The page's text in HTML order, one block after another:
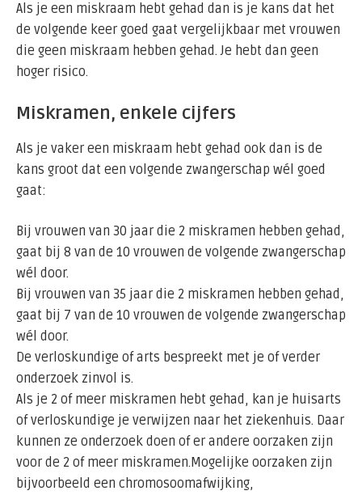
Als je een miskraam hebt gehad dan is je kans dat het
de volgende keer goed gaat vergelijkbaar met vrouwen
die geen miskraam hebben gehad. Je hebt dan geen
hoger risico.
Miskramen, enkele cijfers
Als je vaker een miskraam hebt gehad ook dan is de
kans groot dat een volgende zwangerschap wél goed
gaat:
Bij vrouwen van 30 jaar die 2 miskramen hebben gehad,
gaat bij 8 van de 10 vrouwen de volgende zwangerschap
wél door.
Bij vrouwen van 35 jaar die 2 miskramen hebben gehad,
gaat bij 7 van de 10 vrouwen de volgende zwangerschap
wél door.
De verloskundige of arts bespreekt met je of verder
onderzoek zinvol is.
Als je 2 of meer miskramen hebt gehad, kan je huisarts
of verloskundige je verwijzen naar het ziekenhuis. Daar
kunnen ze onderzoek doen of er andere oorzaken zijn
voor de 2 of meer miskramen.Mogelijke oorzaken zijn
bijvoorbeeld een chromosoomafwijking,